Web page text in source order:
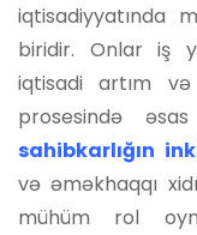
iqtisadiyyatında
biridir. Onlar iş
iqtisadi artım
prosesində əsas
sahibkarlığın
və əməkhaqqı
mühüm rol